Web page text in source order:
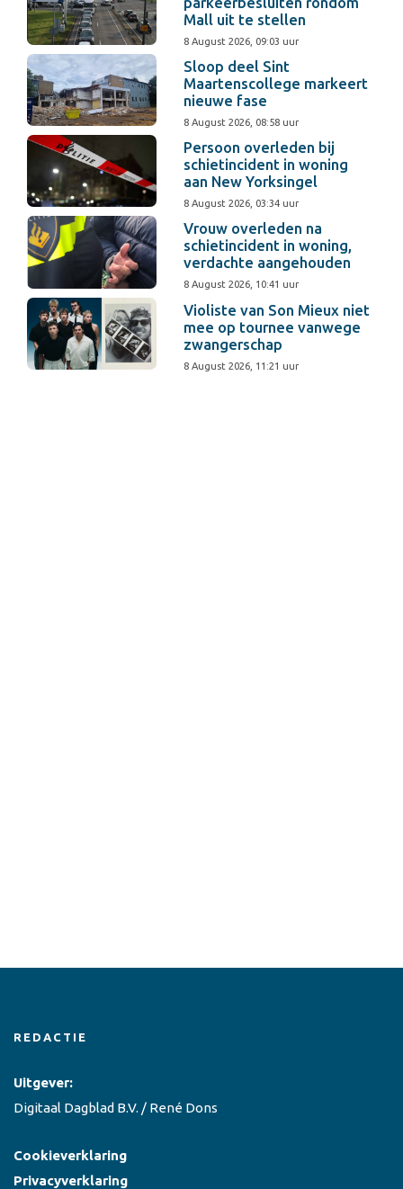
Mall uit te stellen
8 August 2026, 09:03 uur
Sloop deel Sint
Maartenscollege markeert
nieuwe fase
8 August 2026, 08:58 uur
Persoon overleden bij
schietincident in woning
aan New Yorksingel
8 August 2026, 03:34 uur
Vrouw overleden na
schietincident in woning,
verdachte aangehouden
8 August 2026, 10:41 uur
Violiste van Son Mieux niet
mee op tournee vanwege
zwangerschap
8 August 2026, 11:21 uur
REDACTIE
Uitgever:
Digitaal Dagblad B.V. / René Dons
Cookieverklaring
Privacyverklaring